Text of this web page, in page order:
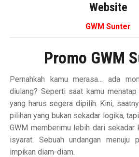
Website
GWM Sunter
Promo GWM
Pernahkah kamu merasa… ada
diulang? Seperti saat kamu
yang harus segera dipilih. Kini,
pilihan yang bukan sekadar logika,
GWM memberimu lebih dari sekadar
isyarat. Sebuah undangan menuju
impikan diam-diam.